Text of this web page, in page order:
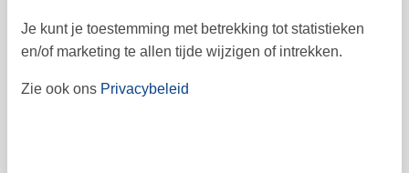
42 12 13 14 15 16 17
43 19 20 21
Je kunt je toestemming met betrekking tot statistieken
en/of marketing te allen tijde wijzigen of intrekken.
Zie ook ons Privacybeleid